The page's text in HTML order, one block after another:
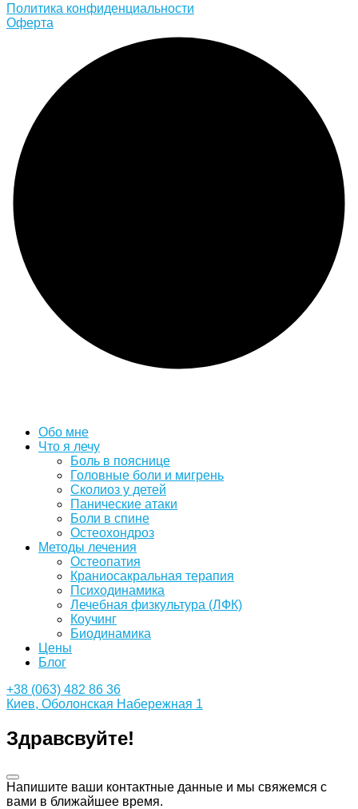
Политика конфиденциальности
Оферта
Обо мне
Что я лечу
Боль в пояснице
Головные боли и мигрень
Сколиоз у детей
Панические атаки
Боли в спине
Остеохондроз
Методы лечения
Остеопатия
Краниосакральная терапия
Психодинамика
Лечебная физкультура (ЛФК)
Коучинг
Биодинамика
Цены
Блог
+38 (063) 482 86 36
Киев, Оболонская Набережная 1
Здравсвуйте!
Напишите ваши контактные данные и мы свяжемся с
вами в ближайшее время.